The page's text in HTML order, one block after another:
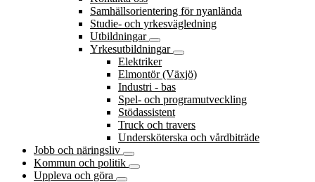
Samhällsorientering för nyanlända
Studie- och yrkesvägledning
Utbildningar
Yrkesutbildningar
Elektriker
Elmontör (Växjö)
Industri - bas
Spel- och programutveckling
Stödassistent
Truck och travers
Undersköterska och vårdbiträde
Jobb och näringsliv
Kommun och politik
Uppleva och göra